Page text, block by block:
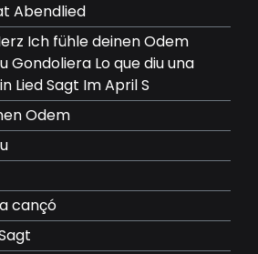
Abendlied
Ich fühle deinen Odem
Gondoliera Lo que diu una
Lied Sagt Im April S
Odem
cançó